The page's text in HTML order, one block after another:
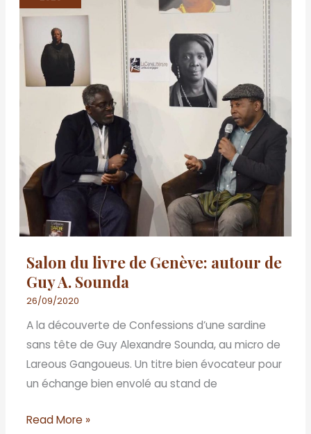
Salon du livre de Genève: autour de
Guy A. Sounda
26/09/2020
A la découverte de Confessions d’une sardine
sans tête de Guy Alexandre Sounda, au micro de
Lareous Gangoueus. Un titre bien évocateur pour
un échange bien envolé au stand de
livre
Genève:
autour
Sounda
Read More »